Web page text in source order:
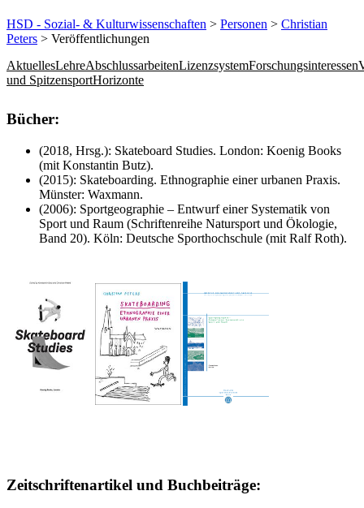
HSD - Sozial- & Kulturwissenschaften > Personen > Christian
Peters > Veröffentlichungen
AktuellesLehreAbschlussarbeitenLizenzsystemForschungsinteressen
und SpitzensportHorizonte
​​​​​​​​​​​​Bücher:
(2018, Hrsg.): Skateboard Studies. London: Koenig Books
(mit Konstantin Butz).
(2015): Skateboarding. Ethnographie einer urbanen Praxis.
Münster: Waxmann.
(2006): Sportgeographie – Entwurf einer Systematik von
Sport und Raum (Schriftenreihe Natursport und Ökologie,
Band 20). Köln: Deutsche Sporthochschule (mit Ralf Roth).​
Zeitschriftenartikel und Buchbeiträge: